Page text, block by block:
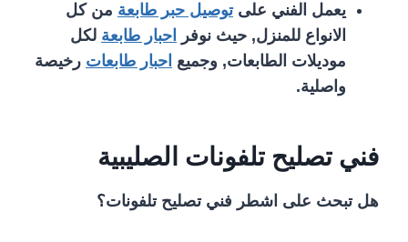
يعمل الفني علىتوصيل حبر طابعة من كل
الانواع للمنزل, حيث نوفر
احبار طابعة لكل
موديلات الطابعات, وجميع احبار طابعات رخيصة
واصلية.
فني تصليح تلفونات الصليبية
هل تبحث على اشطر فني تصليح تلفونات؟